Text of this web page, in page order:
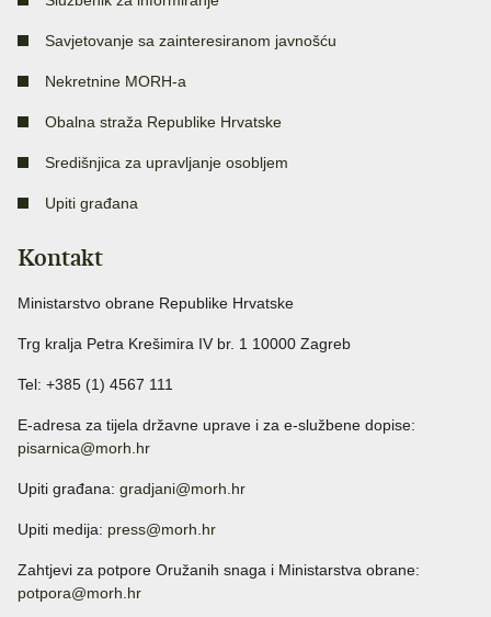
Savjetovanje sa zainteresiranom javnošću
Nekretnine MORH-a
Obalna straža Republike Hrvatske
Središnjica za upravljanje osobljem
Upiti građana
Kontakt
Ministarstvo obrane Republike Hrvatske
Trg kralja Petra Krešimira IV br. 1 10000 Zagreb
Tel: +385 (1) 4567 111
E-adresa za tijela državne uprave i za e-službene dopise:
pisarnica@morh.hr
Upiti građana: gradjani@morh.hr
Upiti medija: press@morh.hr
Zahtjevi za potpore Oružanih snaga i Ministarstva obrane:
potpora@morh.hr